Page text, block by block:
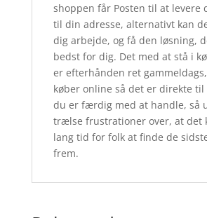
shoppen får Posten til at levere
til din adresse, alternativt kan
dig arbejde, og få den løsning,
bedst for dig. Det med at stå i
er efterhånden ret
køber online så det er direkte til
du er færdig med at handle, så
trælse frustrationer over, at det
lang tid for folk at finde de
frem.